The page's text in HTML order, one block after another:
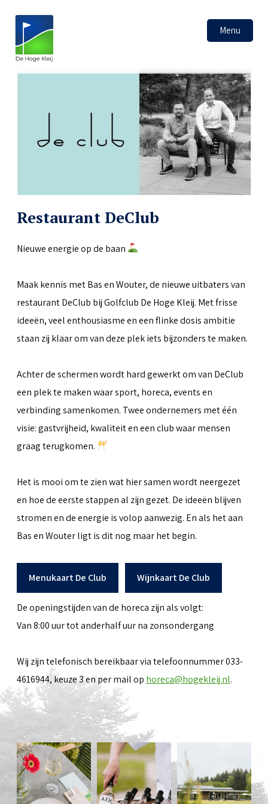
Menu
Restaurant DeClub
Nieuwe energie op de baan
Maak kennis met Bas en Wouter, de nieuwe uitbaters van
restaurant DeClub bij Golfclub De Hoge Kleij. Met frisse
ideeën, veel enthousiasme en een flinke dosis ambitie
staan zij klaar om van deze plek iets bijzonders te maken.
Achter de schermen wordt hard gewerkt om van DeClub
een plek te maken waar sport, horeca, events en
verbinding samenkomen. Twee ondernemers met één
visie: gastvrijheid, kwaliteit en een club waar mensen
graag terugkomen.
Het is mooi om te zien wat hier samen wordt neergezet
en hoe de eerste stappen al zijn gezet. De ideeën blijven
stromen en de energie is volop aanwezig. En als het aan
Bas en Wouter ligt is dit nog maar het begin.
Menukaart De Club Wijnkaart De Club
De openingstijden van de horeca zijn als volgt:
Van 8:00 uur tot anderhalf uur na zonsondergang
Wij zijn telefonisch bereikbaar via telefoonnummer 033-
4616944, keuze 3 en per mail op horeca@hogekleij.nl.